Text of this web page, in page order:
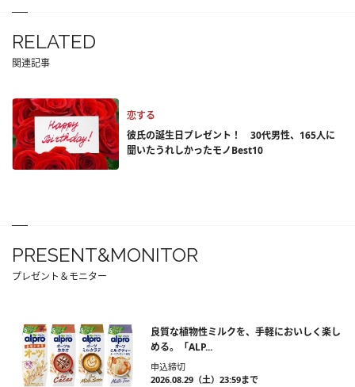
RELATED
関連記事
恋する
彼氏の誕生日プレゼント！ 30代男性、165人に
聞いたうれしかったモノBest10
PRESENT&MONITOR
プレゼント＆モニター
良質な植物性ミルクを、手軽においしく楽し
める。「ALP...
申込締切
2026.08.29（土）23:59まで